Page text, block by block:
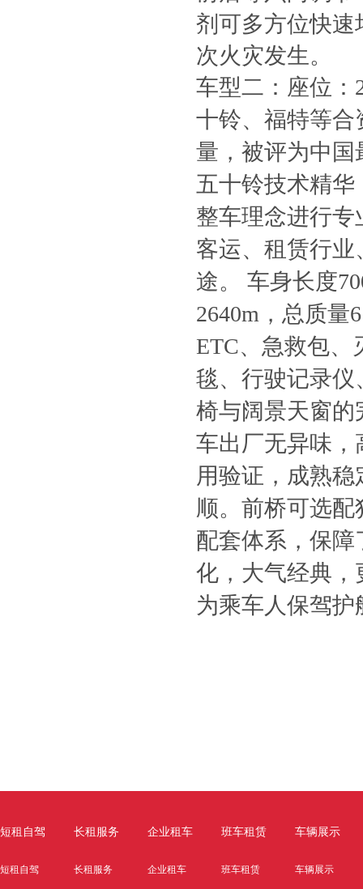
剂可多方位快
次火灾发生。
车型二： 座位：
十铃、福特等
量，被评为中
五十铃技术精
整车理念进行
客运、租赁行
途。 车身长度
2640m，总质量
ETC、急救包、
毯、行驶记录
椅与阔景天窗
车出厂无异味
用验证，成熟
顺。前桥可选
配套体系，保
化，大气经典
为乘车人保驾护
短租自驾
短租自驾
长租服务
长租服务
企业租车
企业租车
班车租赁
班车租赁
车辆展示
车辆展示